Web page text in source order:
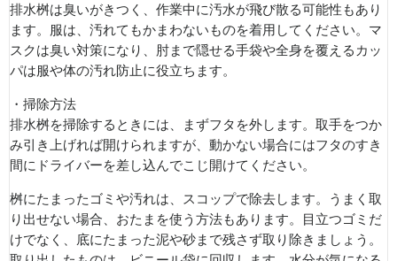
排水桝は臭いがきつく、作業中に汚水が飛び散る可能性もあり
ます。服は、汚れてもかまわないものを着用してください。マ
スクは臭い対策になり、肘まで隠せる手袋や全身を覆えるカッ
パは服や体の汚れ防止に役立ちます。
・掃除方法
排水桝を掃除するときには、まずフタを外します。取手をつか
み引き上げれば開けられますが、動かない場合にはフタのすき
間にドライバーを差し込んでこじ開けてください。
桝にたまったゴミや汚れは、スコップで除去します。うまく取
り出せない場合、おたまを使う方法もあります。目立つゴミだ
けでなく、底にたまった泥や砂まで残さず取り除きましょう。